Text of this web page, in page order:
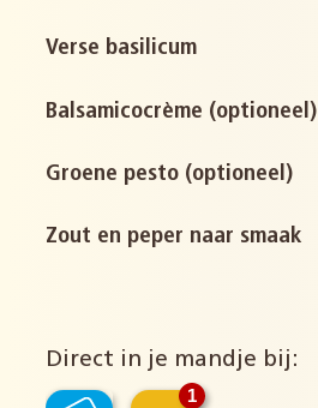
Verse basilicum
Balsamicocrème (optioneel)
Groene pesto (optioneel)
Zout en peper naar smaak
Direct in je mandje bij:
1